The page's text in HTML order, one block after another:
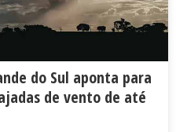
do Sul aponta para
de vento de até